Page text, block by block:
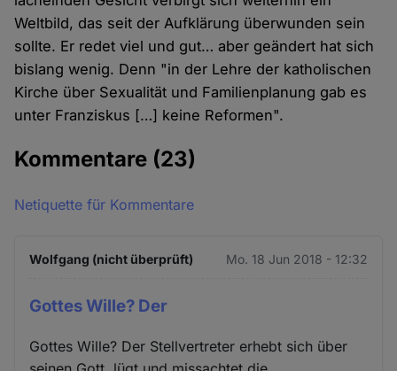
Weltbild, das seit der Aufklärung überwunden sein
sollte. Er redet viel und gut… aber geändert hat sich
bislang wenig. Denn "in der Lehre der katholischen
Kirche über Sexualität und Familienplanung gab es
unter Franziskus […] keine Reformen".
Kommentare (23)
Netiquette für Kommentare
Wolfgang (nicht überprüft) Mo. 18 Jun 2018 - 12:32
Gottes Wille? Der
Gottes Wille? Der Stellvertreter erhebt sich über